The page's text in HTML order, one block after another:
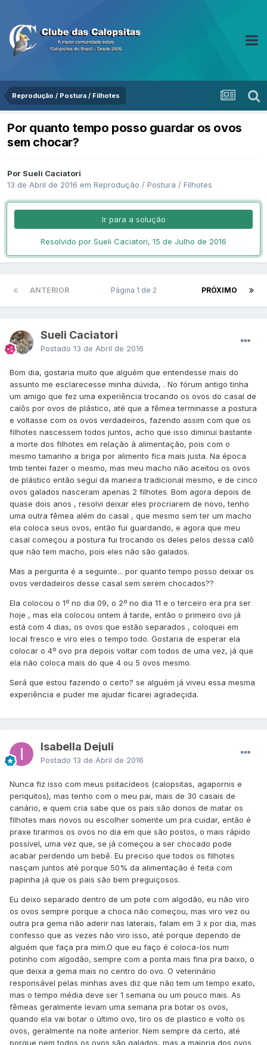
Reprodução / Postura / Filhotes
Por quanto tempo posso guardar os ovos
sem chocar?
Por Sueli Caciatori
13 de Abril de 2016 em Reprodução / Postura / Filhotes
Ir para a solução
Resolvido por Sueli Caciatori, 15 de Julho de 2016
ANTERIOR PRÓXIMO
Página 1 de 2
Sueli Caciatori
Postado 13 de Abril de 2016
Bom dia, gostaria muito que alguém que entendesse mais do
assunto me esclarecesse minha dúvida, . No fórum antigo tinha
um amigo que fez uma experiência trocando os ovos do casal de
calôs por ovos de plástico, até que a fêmea terminasse a postura
e voltasse com os ovos verdadeiros, fazendo assim com que os
filhotes nascessem todos juntos, acho que isso diminui bastante
a morte dos filhotes em relação à alimentação, pois com o
mesmo tamanho a briga por alimento fica mais justa. Na época
tmb tentei fazer o mesmo, mas meu macho não aceitou os ovos
de plástico então segui da maneira tradicional mesmo, e de cinco
ovos galados nasceram apenas 2 filhotes. Bom agora depois de
quase dois anos , resolvi deixar eles procriarem de novo, tenho
uma outra fêmea além do casal , que mesmo sem ter um macho
ela coloca seus ovos, então fui guardando, e agora que meu
casal começou a postura fui trocando os deles pelos dessa calô
que não tem macho, pois eles não são galados.
Mas a pergunta é a seguinte... por quanto tempo posso deixar os
ovos verdadeiros desse casal sem serem chocados??
Ela colocou o 1º no dia 09, o 2º no dia 11 e o terceiro era pra ser
hoje , mas ela colocou ontem á tarde, então o primeiro ovo já
está com 4 dias, os ovos que estão separados , coloquei em
local fresco e viro eles o tempo todo. Gostaria de esperar ela
colocar o 4º ovo pra depois voltar com todos de uma vez, já que
ela não coloca mais do que 4 ou 5 ovos mesmo.
Será que estou fazendo o certo? se alguém já viveu essa mesma
experiência e puder me ajudar ficarei agradeçida.
Isabella Dejuli
Postado 13 de Abril de 2016
Nunca fiz isso com meus psitacídeos (calopsitas, agapornis e
periquitos), mas tenho com o meu pai, mais de 30 casais de
canário, e quem cria sabe que os pais são donos de matar os
filhotes mais novos ou escolher somente um pra cuidar, então é
praxe tirarmos os ovos no dia em que são postos, o mais rápido
possível, uma vez que, se já começou a ser chocado pode
acabar perdendo um bebê. Eu preciso que todos os filhotes
nasçam juntos até porque 50% da alimentação é feita com
papinha já que os pais são bem preguiçosos.
Eu deixo separado dentro de um pote com algodão, eu não viro
os ovos sempre porque a choca não começou, mas viro vez ou
outra pra gema não aderir nas laterais, falam em 3 x por dia, mas
confesso que as vezes não viro isso, até porque dependo de
alguém que faça pra mim.O que eu faço é coloca-los num
potinho com algodão, sempre com a ponta mais fina pra baixo, o
que deixa a gema mais no centro do ovo. O veterinário
responsável pelas minhas aves diz que não tem um tempo exato,
mas o tempo média deve ser 1 semana ou um pouco mais. As
fêmeas geralmente levam uma semana pra botar os ovos,
quando ela vai botar o último ovo, tiro os de plastico e volto os
ovos, geralmente na noite anterior. Nem sempre da certo, até
porque nem todos os ovos são galados, mas a maioria dos ovos